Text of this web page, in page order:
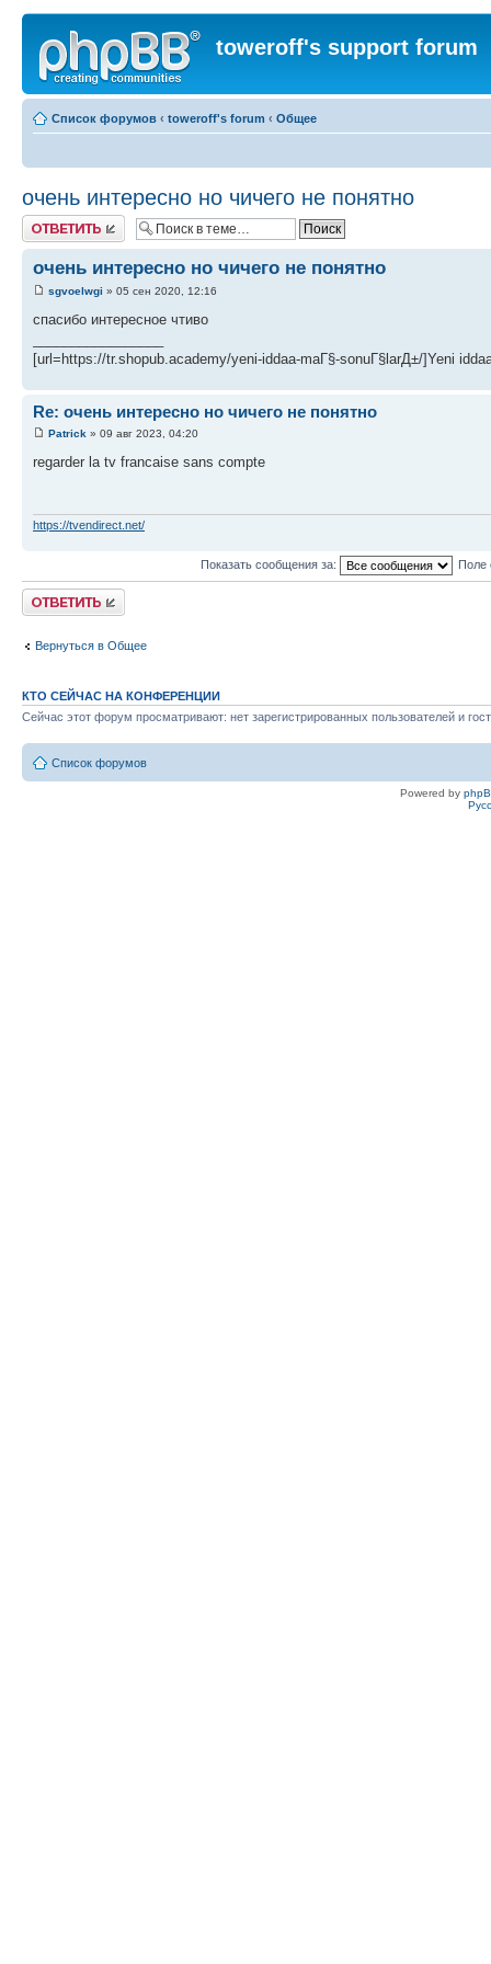
toweroff's support forum
Список форумов ‹ toweroff's forum ‹ Общее
очень интересно но чичего не понятно
Ответить
очень интересно но чичего не понятно
sgvoelwgi » 05 сен 2020, 12:16
спасибо интересное чтиво
[url=https://tr.shopub.academy/yeni-iddaa-maГ§-sonuГ§larД±/]Yeni
Re: очень интересно но чичего не понятно
Patrick » 09 авг 2023, 04:20
regarder la tv francaise sans compte
https://tvendirect.net/
Показать сообщения за: Поле
Ответить
Вернуться в Общее
КТО СЕЙЧАС НА КОНФЕРЕНЦИИ
Сейчас этот форум просматривают: нет зарегистрированных пользователей и
Список форумов
Powered by